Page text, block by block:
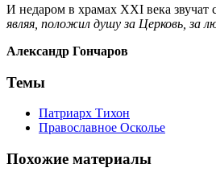
И недаром в храмах XXI века звучат
являя, положил душу за Церковь, за
Александр Гончаров
Темы
Патриарх Тихон
Православное Осколье
Похожие материалы